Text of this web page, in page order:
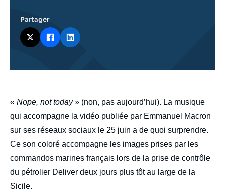
body
« Nope, not today» (non, pas aujourd’hui). La musique
qui accompagne la vidéo publiée par Emmanuel Macron
sur ses réseaux sociaux le 25 juin a de quoi surprendre.
Ce son coloré accompagne les images prises par les
commandos marines français lors de la prise de contrôle
du pétrolier Deliver deux jours plus tôt au large de la
Sicile.
Partager